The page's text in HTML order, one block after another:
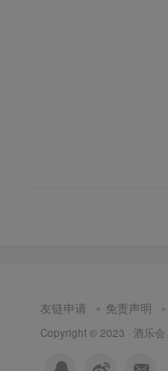
友链申请 免责声明
Copyright © 2023 · 酒乐会